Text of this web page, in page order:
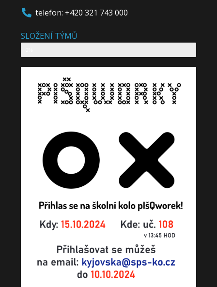
telefon: +420 321 743 000
SLOŽENÍ TÝMŮ